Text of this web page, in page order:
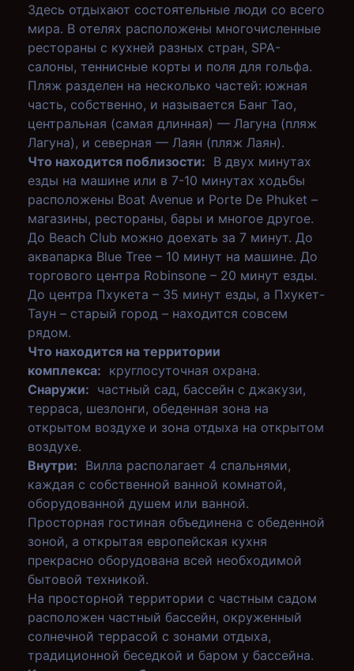
Здесь отдыхают состоятельные люди со всего
мира. В отелях расположены многочисленные
рестораны с кухней разных стран, SPA-
салоны, теннисные корты и поля для гольфа.
Пляж разделен на несколько частей: южная
часть, собственно, и называется Банг Тао,
центральная (самая длинная) — Лагуна (пляж
Лагуна), и северная — Лаян (пляж Лаян).
Что находится поблизости: В двух минутах
езды на машине или в 7-10 минутах ходьбы
расположены Boat Avenue и Porte De Phuket –
магазины, рестораны, бары и многое другое.
До Beach Club можно доехать за 7 минут. До
аквапарка Blue Tree – 10 минут на машине. До
торгового центра Robinsone – 20 минут езды.
До центра Пхукета – 35 минут езды, а Пхукет-
Таун – старый город – находится совсем
рядом.
Что находится на территории
комплекса: круглосуточная охрана.
Снаружи: частный сад, бассейн с джакузи,
терраса, шезлонги, обеденная зона на
открытом воздухе и зона отдыха на открытом
воздухе.
Внутри: Вилла располагает 4 спальнями,
каждая с собственной ванной комнатой,
оборудованной душем или ванной.
Просторная гостиная объединена с обеденной
зоной, а открытая европейская кухня
прекрасно оборудована всей необходимой
бытовой техникой.
На просторной территории с частным садом
расположен частный бассейн, окруженный
солнечной террасой с зонами отдыха,
традиционной беседкой и баром у бассейна.